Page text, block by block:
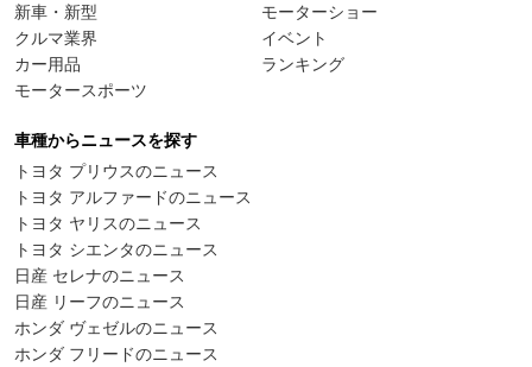
新車・新型
クルマ業界
カー用品
モータースポーツ
モーターショー
イベント
ランキング
車種からニュースを探す
トヨタ プリウスのニュース
トヨタ アルファードのニュース
トヨタ ヤリスのニュース
トヨタ シエンタのニュース
日産 セレナのニュース
日産 リーフのニュース
ホンダ ヴェゼルのニュース
ホンダ フリードのニュース